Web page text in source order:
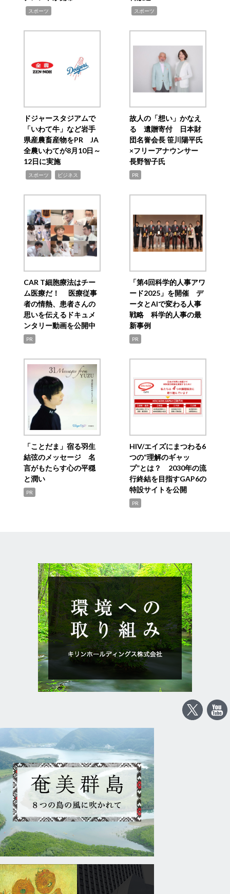
スポーツ スポーツ
ドジャースタジアムで
「いわて牛」など岩手
県産農畜産物をPR JA
全農いわてが8月10日～
12日に実施
スポーツ ビジネス
故人の「想い」かなえ
る 遺贈寄付 日本財
団名誉会長 笹川陽平氏
×フリーアナウンサー
長野智子氏
PR
CAR T細胞療法はチー
ム医療だ！ 医療従事
者の情熱、患者さんの
思いを伝えるドキュメ
ンタリー動画を公開中
PR
「第4回科学的人事アワ
ード2025」を開催 デ
ータとAIで変わる人事
戦略 科学的人事の最
新事例
PR
「ことだま」宿る羽生
結弦のメッセージ 名
言がもたらす心の平穏
と潤い
PR
HIV/エイズにまつわる6
つの“理解のギャッ
プ”とは？ 2030年の流
行終結を目指すGAP6の
特設サイトを公開
PR